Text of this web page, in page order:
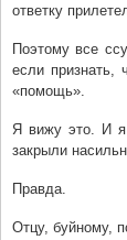
ответку
Поэтому все
если признать,
«помощь».
Я вижу это. И я
закрыли
Правда.
Отцу, буйнoму,